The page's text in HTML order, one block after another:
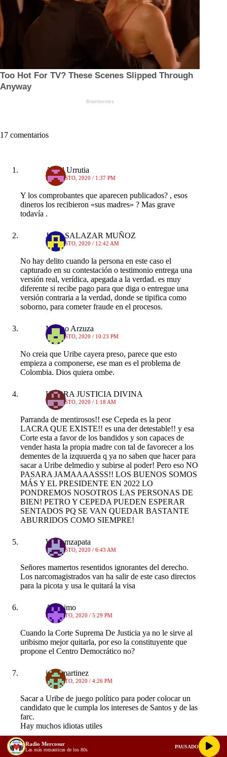
17 comentarios
Azael Urrutia
21 AGOSTO, 2020 / 1:37 PM
Y los comprobantes que aparecen publicados? , esos
dineros los recibieron «sus madres» ? Mas grave
todavía .
JAIR SALAZAR MUÑOZ
18 AGOSTO, 2020 / 12:42 AM
No hay delito cuando la persona en este caso el
capturado en su contestación o testimonio entrega una
versión real, verídica, apegada a la verdad. es muy
diferente si recibe pago para que diga o entregue una
versión contraria a la verdad, donde se tipifica como
soborno, para cometer fraude en el procesos.
Marino Arzuza
16 AGOSTO, 2020 / 10:23 PM
No creia que Uribe cayera preso, parece que esto
empieza a componerse, ese man es el problema de
Colombia. Dios quiera ombe.
HABRA JUSTICIA DIVINA
14 AGOSTO, 2020 / 1:18 AM
Parranda de mentirosos!! ese Cepeda es la peor
LACRA QUE EXISTE!! es una der detestable!! y esa
Corte esta a favor de los bandidos y son capaces de
vender hasta la propia madre con tal de favorecer a los
dementes de la izquuerda q ya no saben que hacer para
sacar a Uribe delmedio y subirse al poder! Pero eso NO
PASARA JAMAAAASSS!! LOS BUENOS SOMOS
MÁS Y EL PRESIDENTE EN 2022 LO
PONDREMOS NOSOTROS LAS PERSONAS DE
BIEN! PETRO Y CEPEDA PUEDEN ESPERAR
SENTADOS PQ SE VAN QUEDAR BASTANTE
ABURRIDOS COMO SIEMPRE!
Williamzapata
12 AGOSTO, 2020 / 6:43 AM
Señores mamertos resentidos ignorantes del derecho.
Los narcomagistrados van ha salir de este caso directos
para la picota y usa le quitará la visa
Anónimo
8 AGOSTO, 2020 / 5:29 PM
Cuando la Corte Suprema De Justicia ya no le sirve al
uribismo mejor quitarla, por eso la constituyente que
propone el Centro Democrático no?
juan martinez
7 AGOSTO, 2020 / 4:26 PM
Sacar a Uribe de juego político para poder colocar un
candidato que le cumpla los intereses de Santos y de las
farc.
Hay muchos idiotas utiles
Anónimo
Radio Mercosur
Las más romanticas de los 80s
PAUSADO